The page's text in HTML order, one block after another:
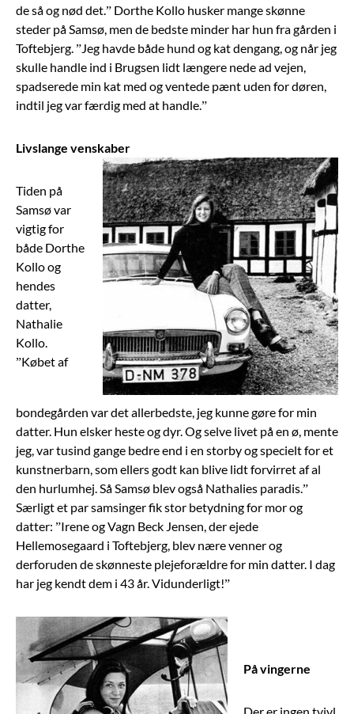
de så og nød det.” Dorthe Kollo husker mange skønne
steder på Samsø, men de bedste minder har hun fra gården i
Toftebjerg. ”Jeg havde både hund og kat dengang, og når jeg
skulle handle ind i Brugsen lidt længere nede ad vejen,
spadserede min kat med og ventede pænt uden for døren,
indtil jeg var færdig med at handle.”
Livslange venskaber
Tiden på
Samsø var
vigtig for
både Dorthe
Kollo og
hendes
datter,
Nathalie
Kollo.
”Købet af
bondegården var det allerbedste, jeg kunne gøre for min
datter. Hun elsker heste og dyr. Og selve livet på en ø, mente
jeg, var tusind gange bedre end i en storby og specielt for et
kunstnerbarn, som ellers godt kan blive lidt forvirret af al
den hurlumhej. Så Samsø blev også Nathalies paradis.”
Særligt et par samsinger fik stor betydning for mor og
datter: ”Irene og Vagn Beck Jensen, der ejede
Hellemosegaard i Toftebjerg, blev nære venner og
derforuden de skønneste plejeforældre for min datter. I dag
har jeg kendt dem i 43 år. Vidunderligt!”
På vingerne